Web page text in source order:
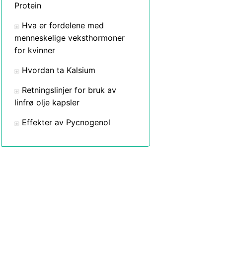
Protein
Hva er fordelene med
menneskelige veksthormoner
for kvinner
Hvordan ta Kalsium
Retningslinjer for bruk av
linfrø olje kapsler
Effekter av Pycnogenol